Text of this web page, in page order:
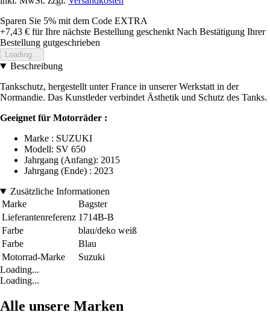
Sparen Sie 5% mit dem Code EXTRA
+7,43 € für Ihre nächste Bestellung geschenkt Nach Bestätigung Ihrer
Bestellung gutgeschrieben
Loading...
Beschreibung
Tankschutz, hergestellt unter France in unserer Werkstatt in der
Normandie. Das Kunstleder verbindet Ästhetik und Schutz des Tanks.
Geeignet für Motorräder :
Marke : SUZUKI
Modell: SV 650
Jahrgang (Anfang): 2015
Jahrgang (Ende) : 2023
Zusätzliche Informationen
Marke
Bagster
Lieferantenreferenz 1714B-B
Farbe
blau/deko weiß
Farbe
Blau
Motorrad-Marke
Suzuki
Loading...
Loading...
Alle unsere Marken